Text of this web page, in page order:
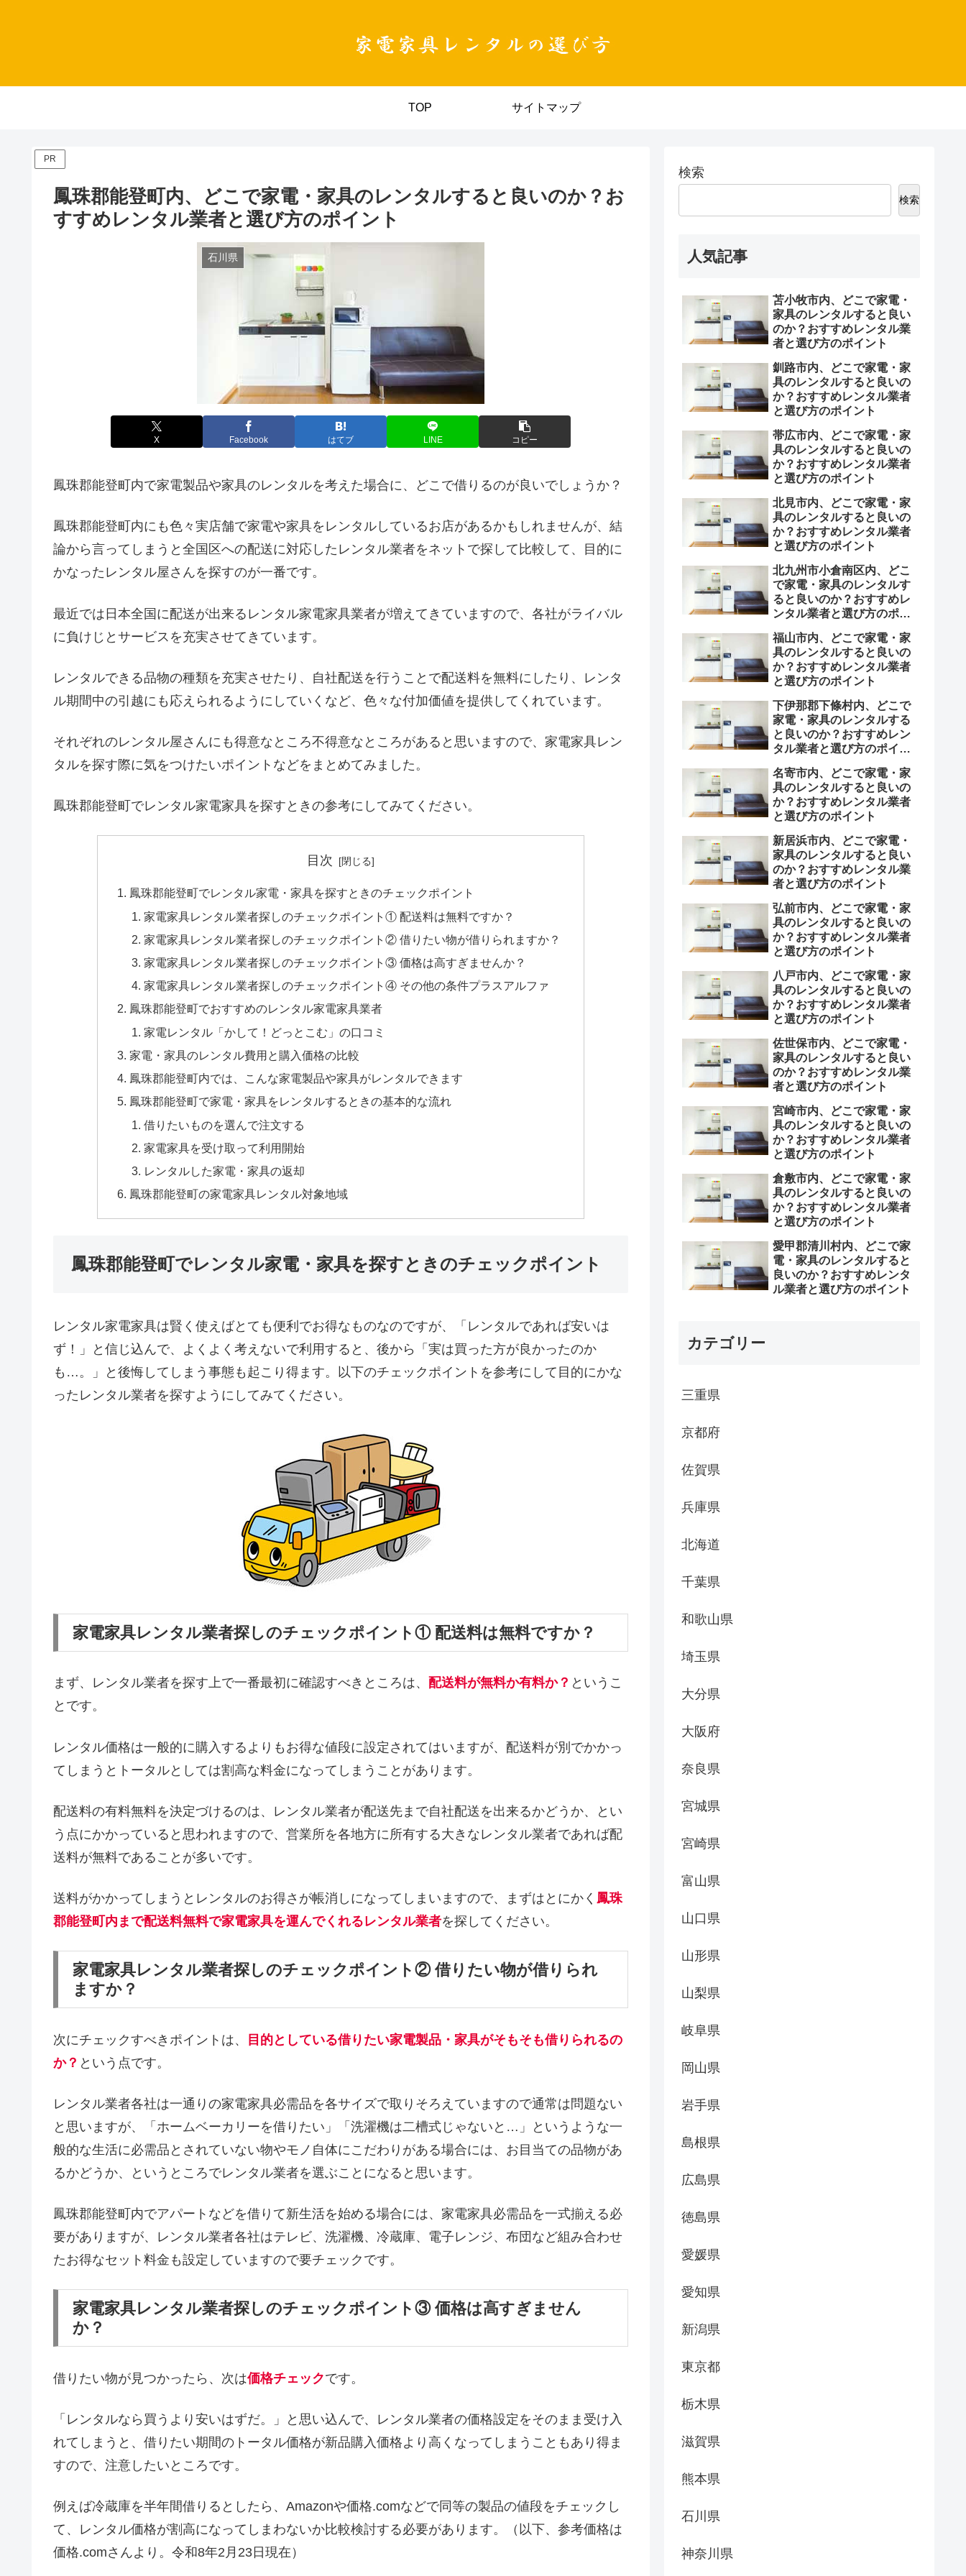
TOP サイトマップ
PR
鳳珠郡能登町内、どこで家電・家具のレンタルすると良いのか？お
すすめレンタル業者と選び方のポイント
石川県
X Facebook はてブ LINE コピー
鳳珠郡能登町内で家電製品や家具のレンタルを考えた場合に、どこで借りるのが良いでしょうか？
鳳珠郡能登町内にも色々実店舗で家電や家具をレンタルしているお店があるかもしれませんが、結
論から言ってしまうと全国区への配送に対応したレンタル業者をネットで探して比較して、目的に
かなったレンタル屋さんを探すのが一番です。
最近では日本全国に配送が出来るレンタル家電家具業者が増えてきていますので、各社がライバル
に負けじとサービスを充実させてきています。
レンタルできる品物の種類を充実させたり、自社配送を行うことで配送料を無料にしたり、レンタ
ル期間中の引越にも応えられるようにしていくなど、色々な付加価値を提供してくれています。
それぞれのレンタル屋さんにも得意なところ不得意なところがあると思いますので、家電家具レン
タルを探す際に気をつけたいポイントなどをまとめてみました。
鳳珠郡能登町でレンタル家電家具を探すときの参考にしてみてください。
目次
鳳珠郡能登町でレンタル家電・家具を探すときのチェックポイント
家電家具レンタル業者探しのチェックポイント① 配送料は無料ですか？
家電家具レンタル業者探しのチェックポイント② 借りたい物が借りられますか？
家電家具レンタル業者探しのチェックポイント③ 価格は高すぎませんか？
家電家具レンタル業者探しのチェックポイント④ その他の条件プラスアルファ
鳳珠郡能登町でおすすめのレンタル家電家具業者
家電レンタル「かして！どっとこむ」の口コミ
家電・家具のレンタル費用と購入価格の比較
鳳珠郡能登町内では、こんな家電製品や家具がレンタルできます
鳳珠郡能登町で家電・家具をレンタルするときの基本的な流れ
借りたいものを選んで注文する
家電家具を受け取って利用開始
レンタルした家電・家具の返却
鳳珠郡能登町の家電家具レンタル対象地域
鳳珠郡能登町でレンタル家電・家具を探すときのチェックポイント
レンタル家電家具は賢く使えばとても便利でお得なものなのですが、「レンタルであれば安いは
ず！」と信じ込んで、よくよく考えないで利用すると、後から「実は買った方が良かったのか
も…。」と後悔してしまう事態も起こり得ます。以下のチェックポイントを参考にして目的にかな
ったレンタル業者を探すようにしてみてください。
家電家具レンタル業者探しのチェックポイント① 配送料は無料ですか？
まず、レンタル業者を探す上で一番最初に確認すべきところは、 配送料が無料か有料か？ というこ
とです。
レンタル価格は一般的に購入するよりもお得な値段に設定されてはいますが、配送料が別でかかっ
てしまうとトータルとしては割高な料金になってしまうことがあります。
配送料の有料無料を決定づけるのは、レンタル業者が配送先まで自社配送を出来るかどうか、とい
う点にかかっていると思われますので、営業所を各地方に所有する大きなレンタル業者であれば配
送料が無料であることが多いです。
送料がかかってしまうとレンタルのお得さが帳消しになってしまいますので、まずはとにかく 鳳珠
郡能登町内まで配送料無料で家電家具を運んでくれるレンタル業者を探してください。
家電家具レンタル業者探しのチェックポイント② 借りたい物が借りられ
ますか？
次にチェックすべきポイントは、
目的としている借りたい家電製品・家具がそもそも借りられるの
か？ という点です。
レンタル業者各社は一通りの家電家具必需品を各サイズで取りそろえていますので通常は問題ない
と思いますが、「ホームベーカリーを借りたい」「洗濯機は二槽式じゃないと…」というような一
般的な生活に必需品とされていない物やモノ自体にこだわりがある場合には、お目当ての品物があ
るかどうか、というところでレンタル業者を選ぶことになると思います。
鳳珠郡能登町内でアパートなどを借りて新生活を始める場合には、家電家具必需品を一式揃える必
要がありますが、レンタル業者各社はテレビ、洗濯機、冷蔵庫、電子レンジ、布団など組み合わせ
たお得なセット料金も設定していますので要チェックです。
家電家具レンタル業者探しのチェックポイント③ 価格は高すぎません
か？
借りたい物が見つかったら、次は価格チェックです。
「レンタルなら買うより安いはずだ。」と思い込んで、レンタル業者の価格設定をそのまま受け入
れてしまうと、借りたい期間のトータル価格が新品購入価格より高くなってしまうこともあり得ま
すので、注意したいところです。
例えば冷蔵庫を半年間借りるとしたら、Amazonや価格.comなどで同等の製品の値段をチェックし
て、レンタル価格が割高になってしまわないか比較検討する必要があります。（以下、参考価格は
価格.comさんより。令和8年2月23日現在）
検索
検索
人気記事
苫小牧市内、どこで家電・
家具のレンタルすると良い
のか？おすすめレンタル業
者と選び方のポイント
釧路市内、どこで家電・家
具のレンタルすると良いの
か？おすすめレンタル業者
と選び方のポイント
帯広市内、どこで家電・家
具のレンタルすると良いの
か？おすすめレンタル業者
と選び方のポイント
北見市内、どこで家電・家
具のレンタルすると良いの
か？おすすめレンタル業者
と選び方のポイント
北九州市小倉南区内、どこ
で家電・家具のレンタルす
ると良いのか？おすすめレ
ンタル業者と選び方のポイ
福山市内、どこで家電・家
具のレンタルすると良いの
か？おすすめレンタル業者
と選び方のポイント
下伊那郡下條村内、どこで
家電・家具のレンタルする
と良いのか？おすすめレン
タル業者と選び方のポイン
名寄市内、どこで家電・家
具のレンタルすると良いの
か？おすすめレンタル業者
と選び方のポイント
新居浜市内、どこで家電・
家具のレンタルすると良い
のか？おすすめレンタル業
者と選び方のポイント
弘前市内、どこで家電・家
具のレンタルすると良いの
か？おすすめレンタル業者
と選び方のポイント
八戸市内、どこで家電・家
具のレンタルすると良いの
か？おすすめレンタル業者
と選び方のポイント
佐世保市内、どこで家電・
家具のレンタルすると良い
のか？おすすめレンタル業
者と選び方のポイント
宮崎市内、どこで家電・家
具のレンタルすると良いの
か？おすすめレンタル業者
と選び方のポイント
倉敷市内、どこで家電・家
具のレンタルすると良いの
か？おすすめレンタル業者
と選び方のポイント
愛甲郡清川村内、どこで家
電・家具のレンタルすると
良いのか？おすすめレンタ
ル業者と選び方のポイント
カテゴリー
三重県
京都府
佐賀県
兵庫県
北海道
千葉県
和歌山県
埼玉県
大分県
大阪府
奈良県
宮城県
宮崎県
富山県
山口県
山形県
山梨県
岐阜県
岡山県
岩手県
島根県
広島県
徳島県
愛媛県
愛知県
新潟県
東京都
栃木県
滋賀県
熊本県
石川県
神奈川県